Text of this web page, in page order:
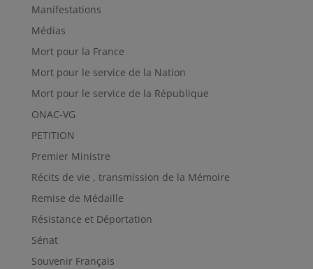
Manifestations
Médias
Mort pour la France
Mort pour le service de la Nation
Mort pour le service de la République
ONAC-VG
PETITION
Premier Ministre
Récits de vie , transmission de la Mémoire
Remise de Médaille
Résistance et Déportation
Sénat
Souvenir Français